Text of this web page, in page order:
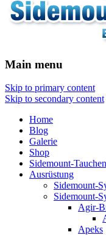
Main menu
Skip to primary content
Skip to secondary content
Home
Blog
Galerie
Shop
Sidemount-
Ausrüstung
Sidemount-
Sidemount-
Agir-
Apeks